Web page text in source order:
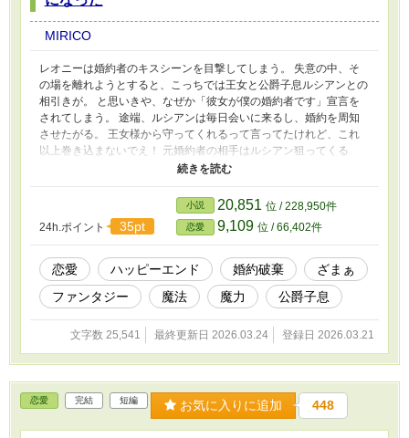
MIRICO
レオニーは婚約者のキスシーンを目撃してしまう。 失意の中、そ
の場を離れようとすると、こっちでは王女と公爵子息ルシアンとの
相引きが。 と思いきや、なぜか「彼女が僕の婚約者です」宣言を
されてしまう。 途端、ルシアンは毎日会いに来るし、婚約を周知
させたがる。 王女様から守ってくれるって言ってたけれど、これ
以上巻き込まないでえ！ 元婚約者の相手はルシアン狙ってくる
し、王女もしつこいし、なのに、ルシアンといるとドキドキする。
けれど、そこに裏切り者の元婚約者が現れて……。 短いお話で
24h.ポイント 35pt
小説 20,851 位 / 228,950件
恋愛 9,109 位 / 66,402件
恋愛 ハッピーエンド 婚約破棄
ざまぁ
ファンタジー
魔法 魔力 公爵子息
文字数 25,541 最終更新日 2026.03.24 登録日 2026.03.21
恋愛 完結 短編 お気に入りに追加 448